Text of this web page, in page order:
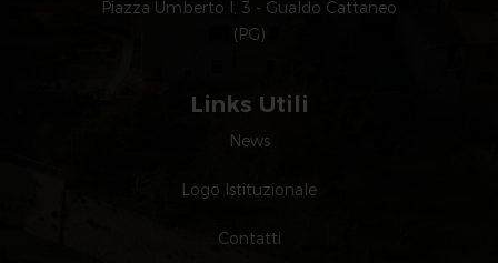
Piazza Umberto I, 3 - Gualdo Cattaneo
(PG)
Links Utili
News
Logo Istituzionale
Contatti